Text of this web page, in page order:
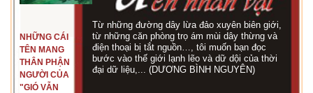
NHỮNG CÁI
TÊN MANG
THÂN PHẬN
NGƯỜI CỦA
"GIÓ VẪN
Từ những đường dây lừa đảo xuyên biên giới,
từ những căn phòng trọ ám mùi dây thừng và
điện thoại bị tắt nguồn…, tôi muốn bạn đọc
bước vào thế giới lạnh lẽo và dữ dội của thời
đại dữ liệu,... (DƯƠNG BÌNH NGUYÊN)